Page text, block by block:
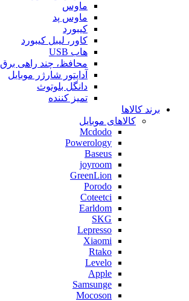
ماوس
ماوس پد
کیبورد
کاور، لیبل کیبورد
هاب USB
محافظ، چند راهی برق
آداپتور شارژر موبایل
دانگل بلوتوث
تمیز کننده
برند کالاها
کالاهای موبایل
Mcdodo
Powerology
Baseus
joyroom
GreenLion
Porodo
Coteetci
Earldom
SKG
Lepresso
Xiaomi
Rtako
Levelo
Apple
Samsunge
Mocoson